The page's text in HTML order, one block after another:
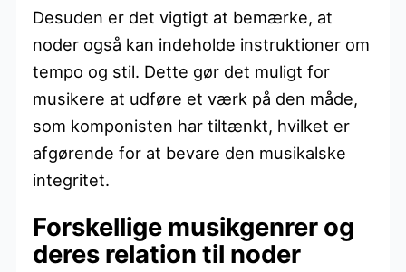
Desuden er det vigtigt at bemærke, at
noder også kan indeholde instruktioner om
tempo og stil. Dette gør det muligt for
musikere at udføre et værk på den måde,
som komponisten har tiltænkt, hvilket er
afgørende for at bevare den musikalske
integritet.
Forskellige musikgenrer og
deres relation til noder